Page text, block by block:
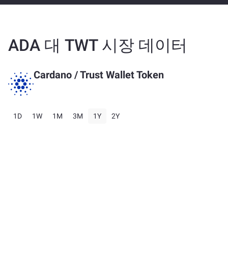
ADA 대 TWT 시장 데이터
Cardano /Trust Wallet Token
1D 1W 1M 3M 1Y 2Y